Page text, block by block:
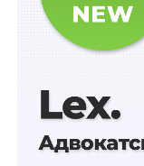
видачу та
В разі втрати
та постанов про
такого